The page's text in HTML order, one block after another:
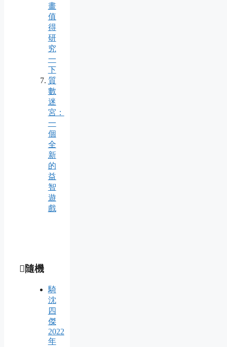
畫
值
得
研
究
一
下
質
數
迷
宮：
一
個
全
新
的
益
智
遊
戲
隨機
騎
沈
四
傑
2022
年